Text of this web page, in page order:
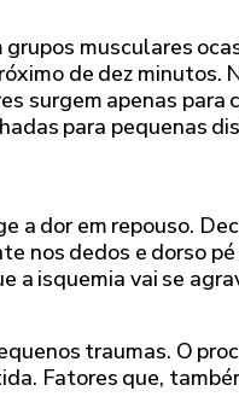
musculares
de dez minutos.
surgem apenas para
para pequenas
a dor em repouso.
nos dedos e dorso
a isquemia vai se
traumas. O
Fatores que,